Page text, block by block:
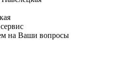
на Ваши вопросы